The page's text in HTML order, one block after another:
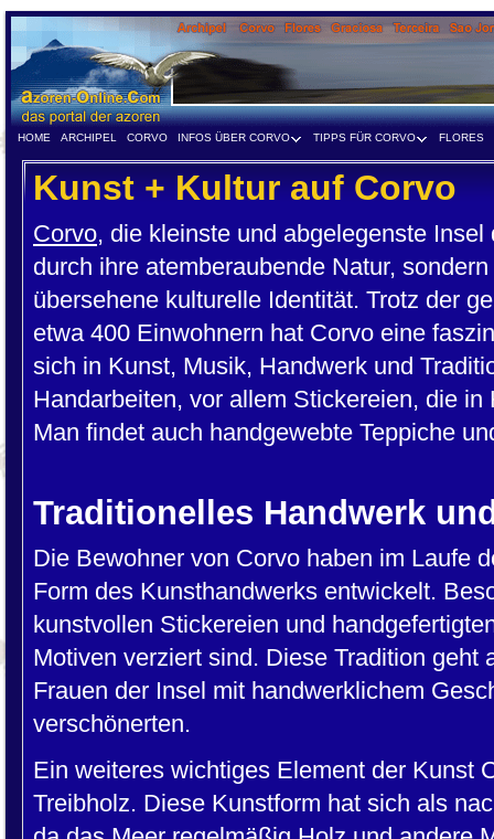
HOME ARCHIPEL CORVO INFOS ÜBER CORVO TIPPS FÜR CORVO FLORES
Kunst + Kultur auf Corvo
Corvo, die kleinste und abgelegenste
durch ihre atemberaubende Natur,
übersehene kulturelle Identität. Trotz der
etwa 400 Einwohnern hat Corvo eine
sich in Kunst, Musik, Handwerk und
Handarbeiten, vor allem Stickereien, die
Man findet auch handgewebte Teppiche
Traditionelles Handwerk
Die Bewohner von Corvo haben im Laufe
Form des Kunsthandwerks entwickelt.
kunstvollen Stickereien und
Motiven verziert sind. Diese Tradition geht
Frauen der Insel mit handwerklichem
verschönerten.
Ein weiteres wichtiges Element der Kunst
Treibholz. Diese Kunstform hat sich als